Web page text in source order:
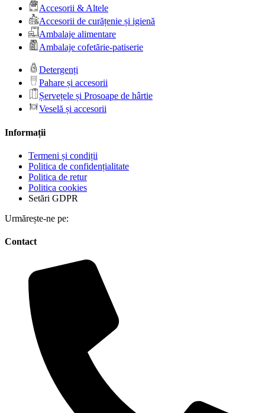
Accesorii & Altele
Accesorii de curățenie și igienă
Ambalaje alimentare
Ambalaje cofetărie-patiserie
Detergenți
Pahare și accesorii
Șervețele și Prosoape de hârtie
Veselă și accesorii
Informații
Termeni și condiții
Politica de confidențialitate
Politica de retur
Politica cookies
Setări GDPR
Urmărește-ne pe:
Contact